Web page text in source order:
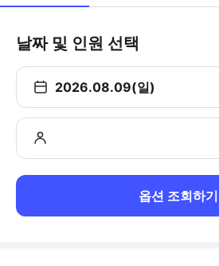
날짜 및 인원 선택
2026.08.09(일)
옵션 조회하기